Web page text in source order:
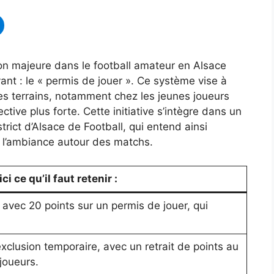
majeure dans le football amateur en Alsace
: le « permis de jouer ». Ce système vise à
terrains, notamment chez les jeunes joueurs
plus forte. Cette initiative s’intègre dans un
d’Alsace de Football, qui entend ainsi
autour des matchs.
ce qu’il faut retenir :
20 points sur un permis de jouer, qui
temporaire, avec un retrait de points au